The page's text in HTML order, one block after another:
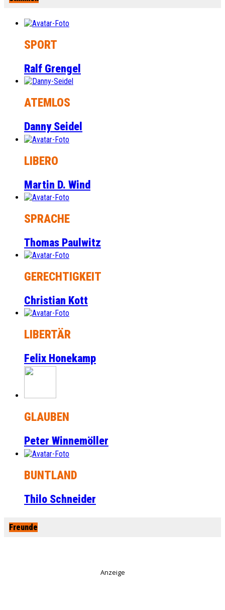
SPORT
Ralf Grengel
ATEMLOS
Danny Seidel
LIBERO
Martin D. Wind
SPRACHE
Thomas Paulwitz
GERECHTIGKEIT
Christian Kott
LIBERTÄR
Felix Honekamp
GLAUBEN
Peter Winnemöller
BUNTLAND
Thilo Schneider
Freunde
Anzeige